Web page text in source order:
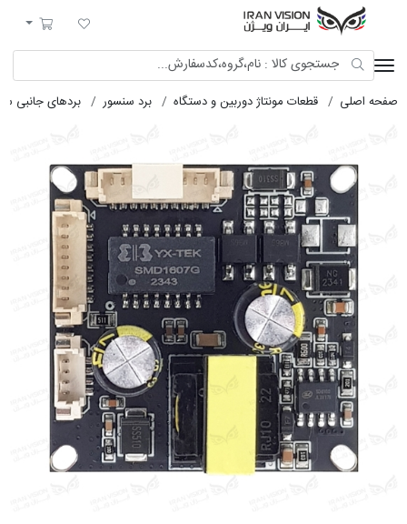
لیست مورد علاقه
سبد خرید
صفحه اصلی قطعات مونتاژ دوربین و دستگاه برد سنسور بردهای جانبی